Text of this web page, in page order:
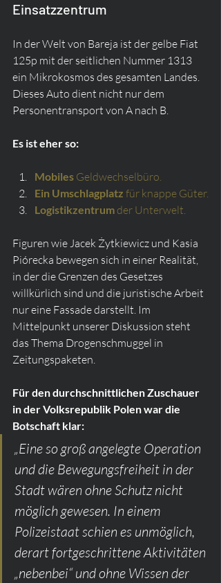
Einsatzzentrum
In der Welt von Bareja ist der gelbe Fiat
125p mit der seitlichen Nummer 1313
ein Mikrokosmos des gesamten Landes.
Dieses Auto dient nicht nur dem
Personentransport von A nach B.
Es ist eher so:
Mobiles Geldwechselbüro.
Ein Umschlagplatz für knappe Güter.
Logistikzentrum der Unterwelt.
Figuren wie Jacek Żytkiewicz und Kasia
Piórecka bewegen sich in einer Realität,
in der die Grenzen des Gesetzes
willkürlich sind und die juristische Arbeit
nur eine Fassade darstellt. Im
Mittelpunkt unserer Diskussion steht
das Thema Drogenschmuggel in
Zeitungspaketen.
Für den durchschnittlichen Zuschauer
in der Volksrepublik Polen war die
Botschaft klar:
„Eine so groß angelegte Operation
und die Bewegungsfreiheit in der
Stadt wären ohne Schutz nicht
möglich gewesen. In einem
Polizeistaat schien es unmöglich,
derart fortgeschrittene Aktivitäten
„nebenbei“ und ohne Wissen der